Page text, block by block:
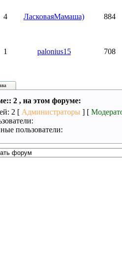
4 ЛасковаяМамаша) 884
1 palonius15 708
2 , на этом форуме:
2 [ Администраторы ] [
пользователи: